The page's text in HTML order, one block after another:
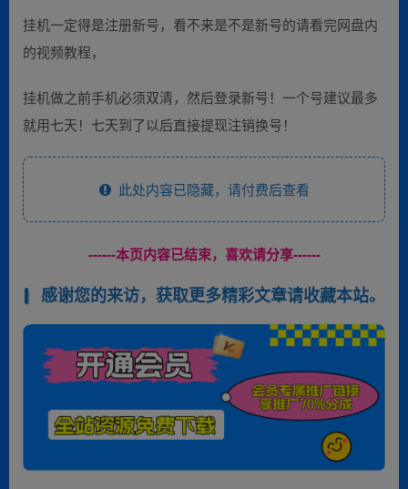
挂机一定得是注册新号，看不来是不是新号的请看完网盘内
的视频教程，
挂机做之前手机必须双清，然后登录新号！一个号建议最多
就用七天！七天到了以后直接提现注销换号！
此处内容已隐藏，请付费后查看
------本页内容已结束，喜欢请分享------
感谢您的来访，获取更多精彩文章请收藏本站。